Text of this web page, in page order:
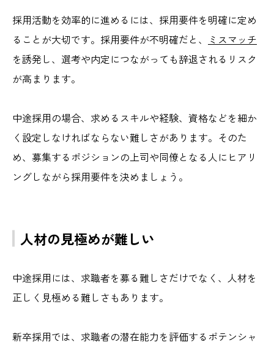
採用活動を効率的に進めるには、採用要件を明確に定め
ることが大切です。採用要件が不明確だと、
ミスマッチ
を誘発し、選考や内定につながっても辞退されるリスク
が高まります。
中途採用の場合、求めるスキルや経験、資格などを細か
く設定しなければならない難しさがあります。そのた
め、募集するポジションの上司や同僚となる人にヒアリ
ングしながら採用要件を決めましょう。
人材の見極めが難しい
中途採用には、求職者を募る難しさだけでなく、人材を
正しく見極める難しさもあります。
新卒採用では、求職者の潜在能力を評価するポテンシャ